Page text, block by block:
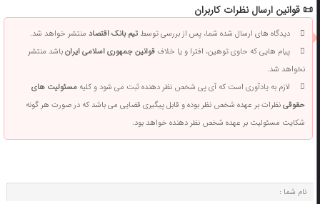
📜 قوانین ارسال نظرات کاربران
دیدگاه های ارسال شده شما، پس از بررسی توسطتیم بانک اقتصادمنتشر خواهد شد.
پیام هایی که حاوی توهین، افترا و یا خلافقوانین جمهوری اسلامی ایرانباشد منتشر
نخواهد شد.
لازم به یادآوری است که آی پی شخص نظر دهنده ثبت می شود و کلیهمسئولیت های
حقوقینظرات بر عهده شخص نظر بوده و قابل پیگیری قضایی می باشد که در صورت هر گونه
شکایت مسئولیت بر عهده شخص نظر دهنده خواهد بود.